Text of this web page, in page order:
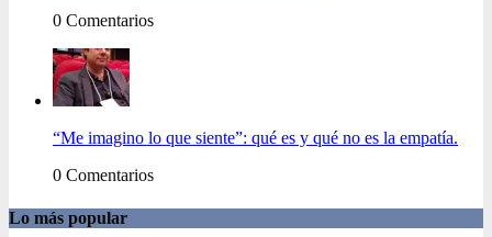
0 Comentarios
“Me imagino lo que siente”: qué es y qué no es la empatía.
0 Comentarios
Lo más popular